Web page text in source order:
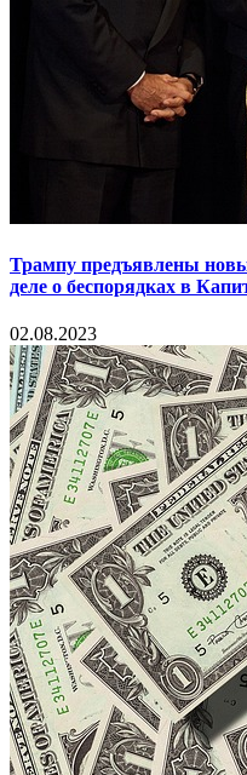
Трампу предъявлены
деле о беспорядках в
02.08.2023